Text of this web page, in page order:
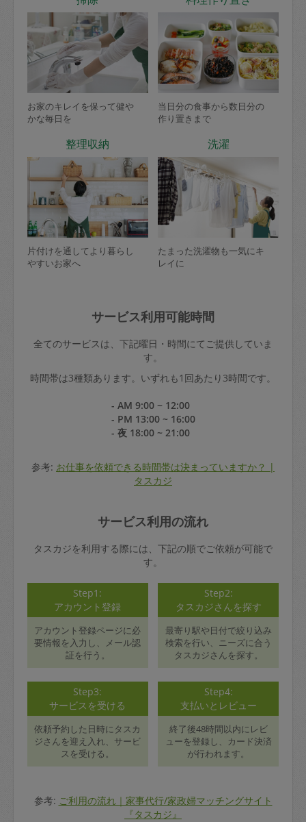
お家のキレイを保って健や
かな毎日を
当日分の食事から数日分の
作り置きまで
整理収納
片付けを通してより暮らし
やすいお家へ
洗濯
たまった洗濯物も一気にキ
レイに
サービス利用可能時間
全てのサービスは、下記曜日・時間にてご提供していま
す。
時間帯は3種類あります。いずれも1回あたり3時間です。
- AM 9:00 ~ 12:00
- PM 13:00 ~ 16:00
- 夜 18:00 ~ 21:00
参考: お仕事を依頼できる時間帯は決まっていますか？ |
タスカジ
サービス利用の流れ
タスカジを利用する際には、下記の順でご依頼が可能で
す。
Step1:
アカウント登録
アカウント登録ページに必
要情報を入力し、メール認
証を行う。
Step2:
タスカジさんを探す
最寄り駅や日付で絞り込み
検索を行い、ニーズに合う
タスカジさんを探す。
Step3:
サービスを受ける
依頼予約した日時にタスカ
ジさんを迎え入れ、サービ
スを受ける。
Step4:
支払いとレビュー
終了後48時間以内にレビ
ューを登録し、カード決済
が行われます。
参考: ご利用の流れ｜家事代行/家政婦マッチングサイト
『タスカジ』